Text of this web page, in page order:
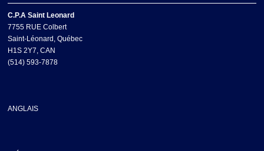
C.P.A Saint Leonard
7755 RUE Colbert
Saint-Léonard, Québec
H1S 2Y7, CAN
(514) 593-7878
ANGLAIS